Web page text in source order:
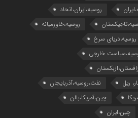
روسیه،ایران،اتحاد
روسیه،خاورمیانه
روسیه،دریای سرخ
خارجی
ریل
نفت،روسیه،آذربایجان
چین،آمریکا،بالن
چین،ایران